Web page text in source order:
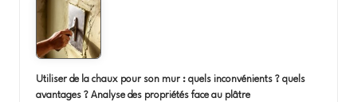
Utiliser de la chaux pour son mur : quels inconvénients ? quels
avantages ? Analyse des propriétés face au plâtre